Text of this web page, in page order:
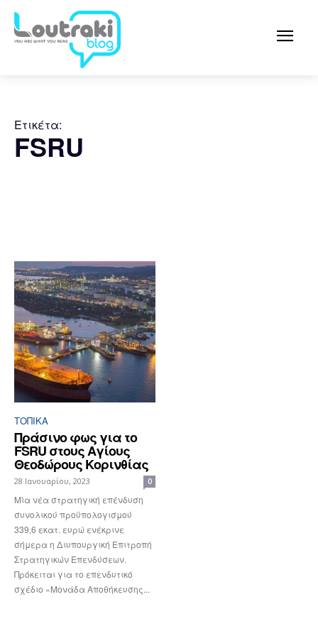
Ετικέτα:
FSRU
ΤΟΠΙΚΑ
Πράσινο φως για το
FSRU στους Αγίους
Θεοδώρους Κορινθίας
28 Ιανουαρίου, 2023 0
Μία νέα στρατηγική επένδυση
συνολικού προϋπολογισμού
339,6 εκατ. ευρώ ενέκρινε
σήμερα η Διυπουργική Επιτροπή
Στρατηγικών Επενδύσεων.
Πρόκειται για το επενδυτικό
σχέδιο «Μονάδα Αποθήκευσης...